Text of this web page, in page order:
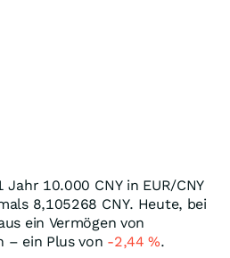
Jahr 10.000 CNYin EUR/CNY
8,105268 CNY. Heute, bei
ein Vermögen von
– ein Plus von -2,44%.